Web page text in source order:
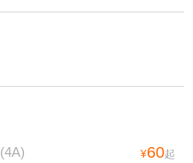
(4A) ¥60起